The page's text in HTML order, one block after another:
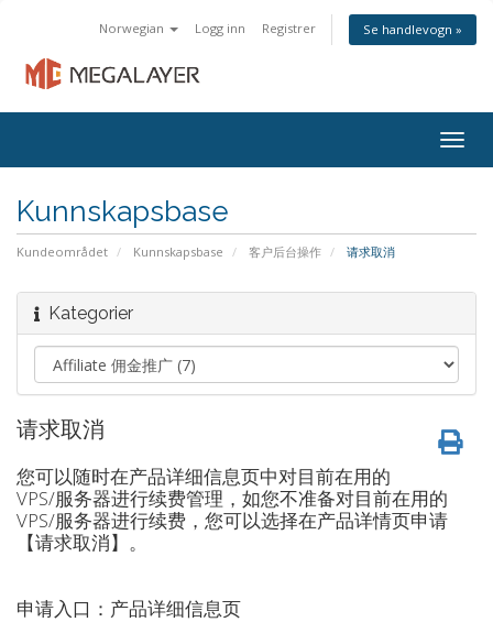
Norwegian Logg inn Registrer Se handlevogn »
Kunnskapsbase
Kundeområdet Kunnskapsbase 客户后台操作 请求取消
Kategorier
请求取消
您可以随时在产品详细信息页中对目前在用的
VPS/服务器进行续费管理，如您不准备对目前在用的
VPS/服务器进行续费，您可以选择在产品详情页申请
【请求取消】。
申请入口：产品详细信息页